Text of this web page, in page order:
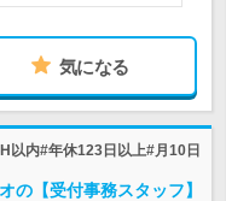
気になる
以内#年休123日以上#月10日
の【受付事務スタッフ】